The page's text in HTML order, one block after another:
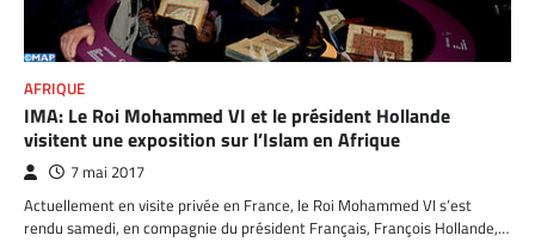
AFRIQUE
IMA: Le Roi Mohammed VI et le président Hollande
visitent une exposition sur l’Islam en Afrique
7 mai 2017
Actuellement en visite privée en France, le Roi Mohammed VI s’est
rendu samedi, en compagnie du président Français, François Hollande,…